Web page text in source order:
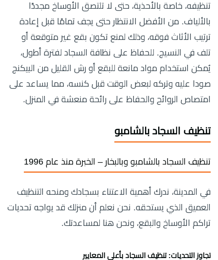
تنظيفه، خاصة بالأحذية، حتى لا تلتصق الأوساخ مجددًا
بالألياف. من الأفضل الانتظار حتى يجف تمامًا قبل إعادة
ترتيب الأثاث فوقه، وذلك لمنع تكون بقع غير متوقعة أو
تلف في النسيج. للحفاظ على نظافة السجاد لفترة أطول،
يُمكن استخدام مواد مانعة للبقع أو رش القليل من البيكنج
صودا عليه وتركه لبعض الوقت قبل كنسه، مما يساعد على
امتصاص الروائح والحفاظ على رائحة منعشة في المنزل.
تنظيف السجاد بالشامبو
تنظيف السجاد بالشامبو وبالبخار – الخبرة منذ عام 1996
في المدينة، ندرك أهمية الاعتناء بسجادك ومنحه التنظيف
العميق الذي يستحقه. نحن نعلم أن منزلك قد يواجه تحديات
تراكم الأوساخ والبقع، ونحن هنا لمساعدتك.
تجاوز التحديات: تنظيف السجاد بأعلى المعايير